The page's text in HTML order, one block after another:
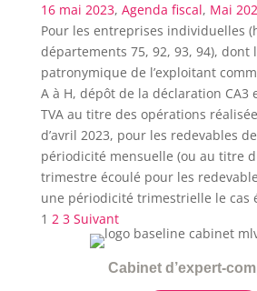
16 mai 2023, Agenda fiscal, Mai
Pour les entreprises individuelles
départements 75, 92, 93, 94), dont
patronymique de l’exploitant
A à H, dépôt de la déclaration CA3
TVA au titre des opérations
d’avril 2023, pour les redevables
périodicité mensuelle (ou au titre
trimestre écoulé pour les
une périodicité trimestrielle le cas
Pagination
publications
1 2 3 Suivant
Cabinet d’expert-